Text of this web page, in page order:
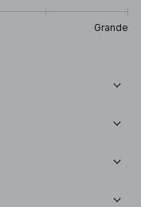
Grande